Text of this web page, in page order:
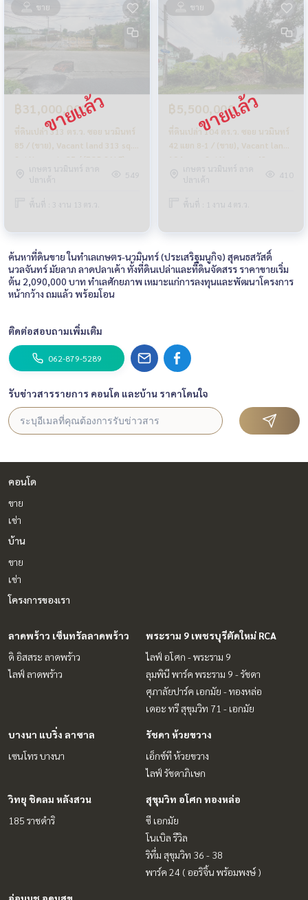
ขาย
฿31,000,000
ที่ดินเปล่า 313 ตร.ว. ซอย นวมินทร์
85 / (ขาย), Vacant land 313 sq.w.
Soi Nawamin 85 / (FOR SALE)
PIK082เกษตร นวมินทร์ ลาด
ปลาเค้า
549
พื้นที่ : 3 งาน 13 ตร.ว.
ขาย
฿5,500,000
ที่ดินเปล่า 104 ตร.ว. ซอย นวมินทร์
42 แยก 8-1 / (ขาย), Vacant land
104 sq.w. Soi Nawamin 42
Intersection 8-1 / (FOR SALE)
เกษตร นวมินทร์ ลาด
ปลาเค้า
410
พื้นที่ : 1 งาน 4 ตร.ว.
ค้นหาที่ดินขาย ในทำเลเกษตร-นวมินทร์ (ประเสริฐมนูกิจ) สุคนธสวัสดิ์
นวลจันทร์ มัยลาภ ลาดปลาเค้า ทั้งที่ดินเปล่าและที่ดินจัดสรร ราคาขายเริ่ม
ต้น 2,090,000 บาท ทำเลศักยภาพ เหมาะแก่การลงทุนและพัฒนาโครงการ
หน้ากว้าง ถมแล้ว พร้อมโอน
ติดต่อสอบถามเพิ่มเติม
062-879-5289
รับข่าวสารรายการ คอนโด และบ้าน ราคาโดนใจ
คอนโด
ขาย
เช่า
บ้าน
ขาย
เช่า
โครงการของเรา
ลาดพร้าว เซ็นทรัลลาดพร้าว
ดิ อิสสระ ลาดพร้าว
ไลฟ์ ลาดพร้าว
พระราม 9 เพชรบุรีตัดใหม่ RCA
ไลฟ์ อโศก - พระราม 9
ลุมพินี พาร์ค พระราม 9 - รัชดา
ศุภาลัยปาร์ค เอกมัย - ทองหล่อ
เดอะ ทรี สุขุมวิท 71 - เอกมัย
บางนา แบริ่ง ลาซาล
เซนโทร บางนา
รัชดา ห้วยขวาง
เอ็กซ์ที ห้วยขวาง
ไลฟ์ รัชดาภิเษก
วิทยุ ชิดลม หลังสวน
185 ราชดำริ
สุขุมวิท อโศก ทองหล่อ
ซี เอกมัย
โนเบิล รีวิล
ริทึ่ม สุขุมวิท 36 - 38
พาร์ค 24 ( ออริจิ้น พร้อมพงษ์ )